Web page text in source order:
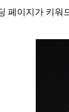
페이지가 키워